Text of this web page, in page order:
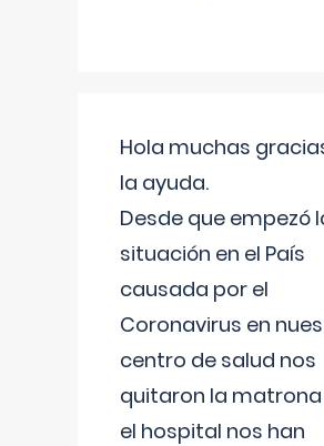
Hola muchas
la ayuda.
Desde que empezó
situación en el País
causada por el
Coronavirus en
centro de salud nos
quitaron la matrona
el hospital nos han